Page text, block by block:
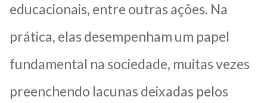
educacionais, entre outras ações. Na
prática, elas desempenham um papel
fundamental na sociedade, muitas vezes
preenchendo lacunas deixadas pelos